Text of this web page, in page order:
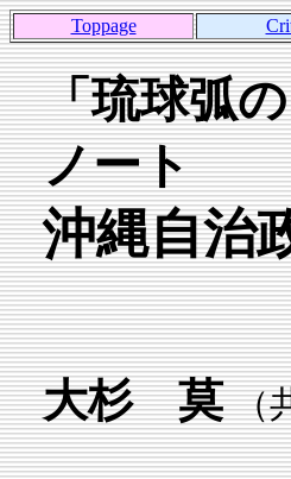
Toppage
「琉球弧
ノート
沖縄自治
大杉 莫 （